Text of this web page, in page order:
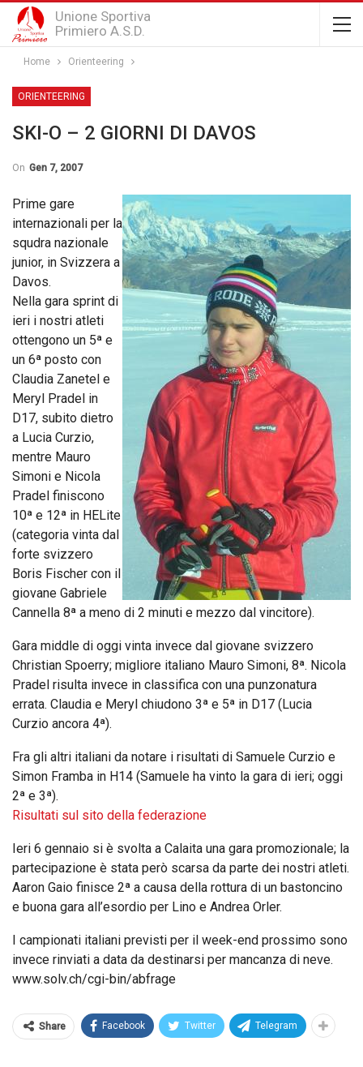
Unione Sportiva
Primiero A.S.D.
Home Orienteering
ORIENTEERING
SKI-O – 2 GIORNI DI DAVOS
On Gen 7, 2007
Prime gare
internazionali per la
squdra nazionale
junior, in Svizzera a
Davos.
Nella gara sprint di
ieri i nostri atleti
ottengono un 5ª e
un 6ª posto con
Claudia Zanetel e
Meryl Pradel in
D17, subito dietro
a Lucia Curzio,
mentre Mauro
Simoni e Nicola
Pradel finiscono
10ª e 12ª in HELite
(categoria vinta dal
forte svizzero
Boris Fischer con il
giovane Gabriele
Cannella 8ª a meno di 2 minuti e mezzo dal vincitore).
Gara middle di oggi vinta invece dal giovane svizzero
Christian Spoerry; migliore italiano Mauro Simoni, 8ª. Nicola
Pradel risulta invece in classifica con una punzonatura
errata. Claudia e Meryl chiudono 3ª e 5ª in D17 (Lucia
Curzio ancora 4ª).
Fra gli altri italiani da notare i risultati di Samuele Curzio e
Simon Framba in H14 (Samuele ha vinto la gara di ieri; oggi
2ª e 3ª).
Risultati sul sito della federazione
Ieri 6 gennaio si è svolta a Calaita una gara promozionale; la
partecipazione è stata però scarsa da parte dei nostri atleti.
Aaron Gaio finisce 2ª a causa della rottura di un bastoncino
e buona gara all’esordio per Lino e Andrea Orler.
I campionati italiani previsti per il week-end prossimo sono
invece rinviati a data da destinarsi per mancanza di neve.
www.solv.ch/cgi-bin/abfrage
Share Facebook Twitter Telegram